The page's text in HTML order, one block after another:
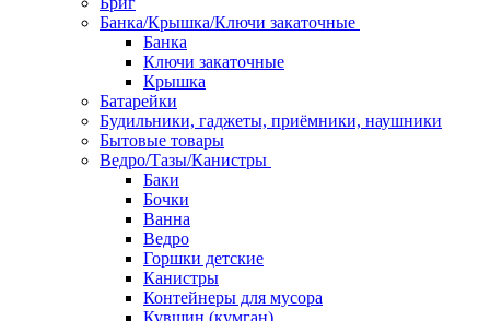
Банка/Крышка/Ключи закаточные
Банка
Ключи закаточные
Крышка
Батарейки
Будильники, гаджеты, приёмники, наушники
Бытовые товары
Ведро/Тазы/Канистры
Баки
Бочки
Ванна
Ведро
Горшки детские
Канистры
Контейнеры для мусора
Кувшин (кумган)